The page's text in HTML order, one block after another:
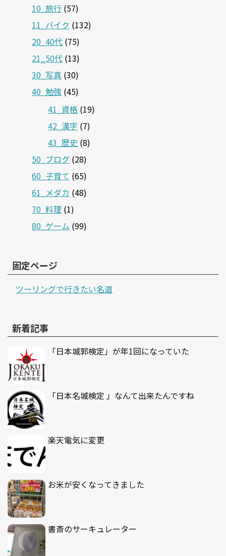
10_旅行 (57)
11_バイク (132)
20_40代 (75)
21‗50代 (13)
30_写真 (30)
40_勉強 (45)
41_資格 (19)
42_漢字 (7)
43_歴史 (8)
50_ブログ (28)
60_子育て (65)
61_メダカ (48)
70_料理 (1)
80_ゲーム (99)
固定ページ
ツーリングで行きたい名道
新着記事
「日本城郭検定」が年1回になっていた
「日本名城検定 」なんて出来たんですね
楽天電気に変更
お米が安くなってきました
書斎のサーキュレーター